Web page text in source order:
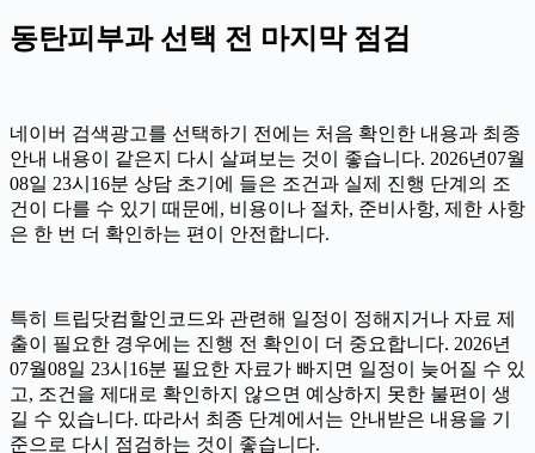
동탄피부과 선택 전 마지막 점검
네이버 검색광고를 선택하기 전에는 처음 확인한 내용과 최종
안내 내용이 같은지 다시 살펴보는 것이 좋습니다. 2026년07월
08일 23시16분 상담 초기에 들은 조건과 실제 진행 단계의 조
건이 다를 수 있기 때문에, 비용이나 절차, 준비사항, 제한 사항
은 한 번 더 확인하는 편이 안전합니다.
특히 트립닷컴할인코드와 관련해 일정이 정해지거나 자료 제
출이 필요한 경우에는 진행 전 확인이 더 중요합니다. 2026년
07월08일 23시16분 필요한 자료가 빠지면 일정이 늦어질 수 있
고, 조건을 제대로 확인하지 않으면 예상하지 못한 불편이 생
길 수 있습니다. 따라서 최종 단계에서는 안내받은 내용을 기
준으로 다시 점검하는 것이 좋습니다.